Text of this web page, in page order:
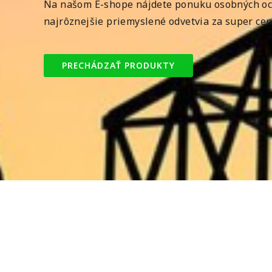
Na našom E-shope nájdete ponuku osobných
najrôznejšie priemyslené odvetvia za super
PRECHÁDZAŤ PRODUKTY